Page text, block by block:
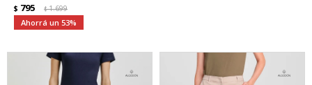
$ 795 $1.699
53